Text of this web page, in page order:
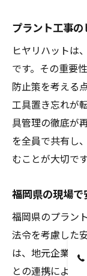
プラント工事
ヒヤリハットは
です。その重要
防止策を考える
工具置き忘れが
具管理の徹底が
を全員で共有し
むことが大切です
福岡県の現場
福岡県のプラン
法令を考慮した
は、地元企業が
との連携による